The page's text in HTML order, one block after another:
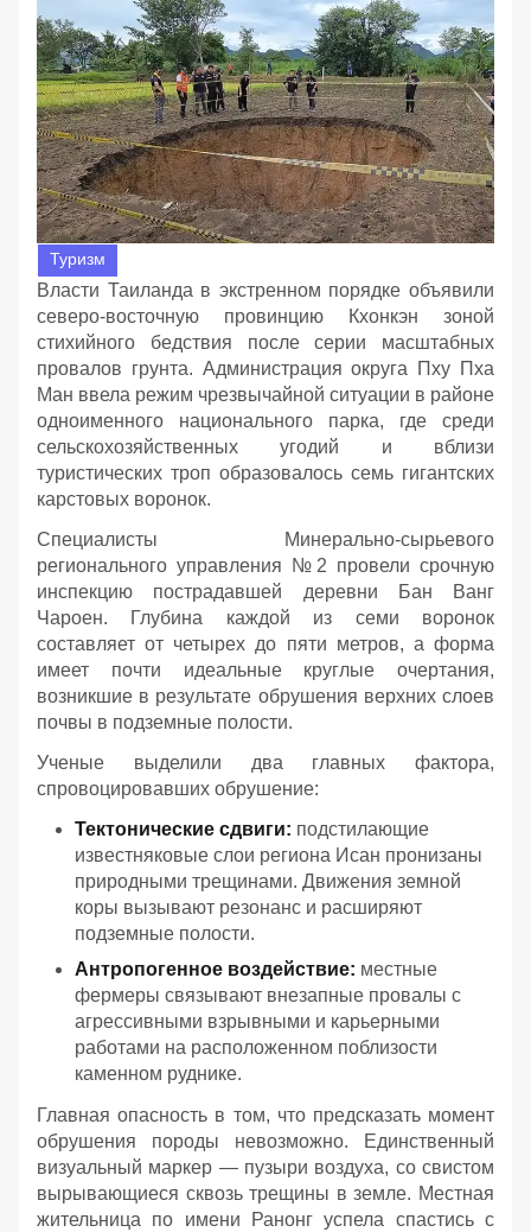
Туризм
Власти Таиланда в экстренном порядке объявили
северо-восточную провинцию Кхонкэн зоной
стихийного бедствия после серии масштабных
провалов грунта. Администрация округа Пху Пха
Ман ввела режим чрезвычайной ситуации в районе
одноименного национального парка, где среди
сельскохозяйственных угодий и вблизи
туристических троп образовалось семь гигантских
карстовых воронок.
Специалисты Минерально-сырьевого
регионального управления №2 провели срочную
инспекцию пострадавшей деревни Бан Ванг
Чароен. Глубина каждой из семи воронок
составляет от четырех до пяти метров, а форма
имеет почти идеальные круглые очертания,
возникшие в результате обрушения верхних слоев
почвы в подземные полости.
Ученые выделили два главных фактора,
спровоцировавших обрушение:
Тектонические сдвиги: подстилающие
известняковые слои региона Исан пронизаны
природными трещинами. Движения земной
коры вызывают резонанс и расширяют
подземные полости.
Антропогенное воздействие: местные
фермеры связывают внезапные провалы с
агрессивными взрывными и карьерными
работами на расположенном поблизости
каменном руднике.
Главная опасность в том, что предсказать момент
обрушения породы невозможно. Единственный
визуальный маркер — пузыри воздуха, со свистом
вырывающиеся сквозь трещины в земле. Местная
жительница по имени Ранонг успела спастись с